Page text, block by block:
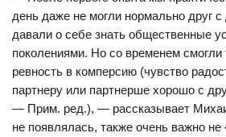
день даже не могли нормально друг с
давали о себе знать общественные
поколениями. Но со временем
ревность в комперсию (чувство
партнеру или партнерше хорошо с
— Прим. ред.), — рассказывает
не появлялась, также очень важно не